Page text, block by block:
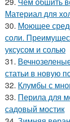
Материал для
30. Моющее
соли.
уксусом и солью
31.
статьи в новую
32. Клумбы с
33. Перила для
садовый мостик